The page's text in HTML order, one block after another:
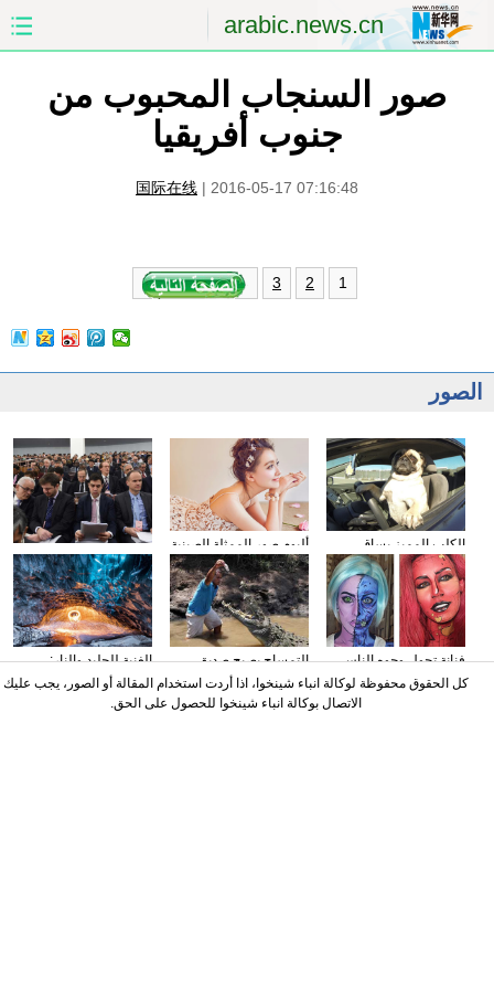
arabic.news.cn
الشرق الأوسط
الاقتصاد
مؤتمر صحفى للخارجية الصور
صور السنجاب المحبوب من
جنوب أفريقيا
国际在线 | 2016-05-17 07:16:48
1
2
3
الصور
وسائل الإعلام الأجنبية
تولي اهتمامها بتقرير عمل
الحكومة
ألبوم صور الممثلة الصينية
سون تشيان
الكلب المميز يساق
السيارات
الغنية للجليد والنار:
المصور يلتقط صورا في
الأنهار الجليدية
التمساح يصبح صديق
الناس في كوستا ريكا
فنانة تحول وجوه الناس
إلى الشخصيات الكرتونية
باستخدام الماكياج
كل الحقوق محفوظة لوكالة انباء شينخوا، اذا أردت استخدام المقالة أو الصور، يجب عليك
الاتصال بوكالة انباء شينخوا للحصول على الحق.